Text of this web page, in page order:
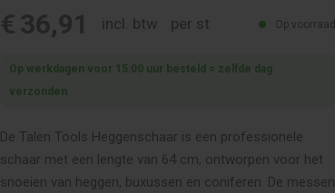
€ 36,91 incl. btw per st Op voorraad
Op werkdagen voor 15:00 uur besteld = zelfde dag
verzonden
De Talen Tools Heggenschaar is een professionele
schaar met een lengte van 64 cm, ontworpen voor het
snoeien van heggen, buxussen en coniferen. De messen